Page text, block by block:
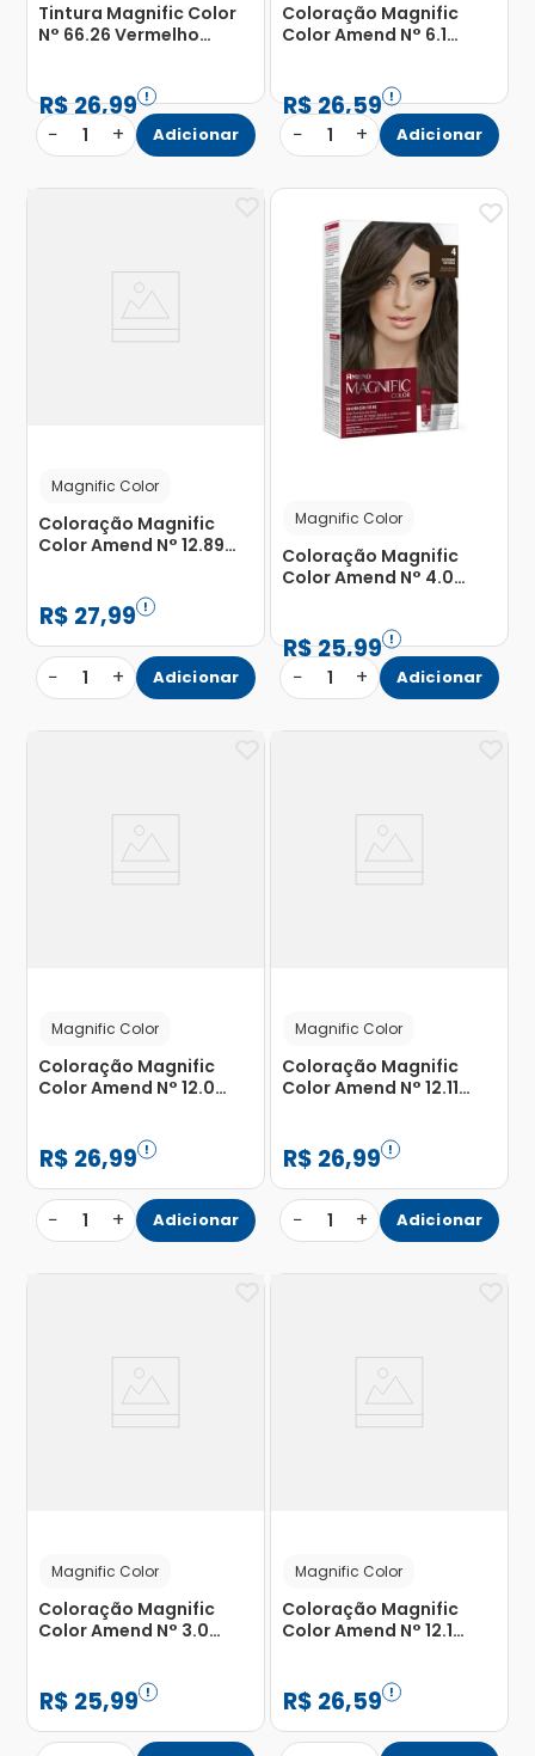
Tintura Magnific Color
N° 66.26 Vermelho
R$26,99
− 1 + Adicionar
Coloração Magnific
Color Amend N° 6.1
Unidade
R$26,59
− 1 + Adicionar
Magnific Color
Coloração Magnific
Color Amend N° 12.89
R$ 27,99
− 1 + Adicionar
Magnific Color
Coloração Magnific
Color Amend N° 4.0
R$25,99
− 1 + Adicionar
Magnific Color
Coloração Magnific
Color Amend N° 12.0
R$ 26,99
− 1 + Adicionar
Magnific Color
Coloração Magnific
Color Amend N° 12.11
R$ 26,99
− 1 + Adicionar
Magnific Color
Coloração Magnific
Color Amend N° 3.0
R$ 25,99
Magnific Color
Coloração Magnific
Color Amend N° 12.1
Unidade
R$ 26,59